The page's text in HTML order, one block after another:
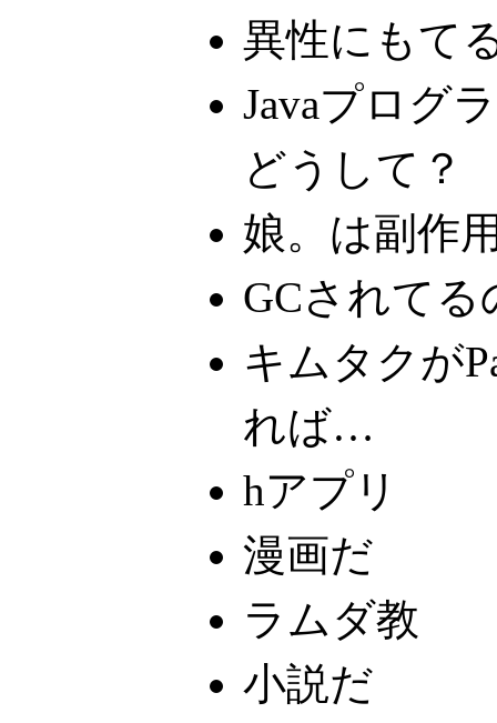
異性にもて
Javaプログ
どうして？
娘。は副作
GCされてる
キムタクが
れば…
hアプリ
漫画だ
ラムダ教
小説だ